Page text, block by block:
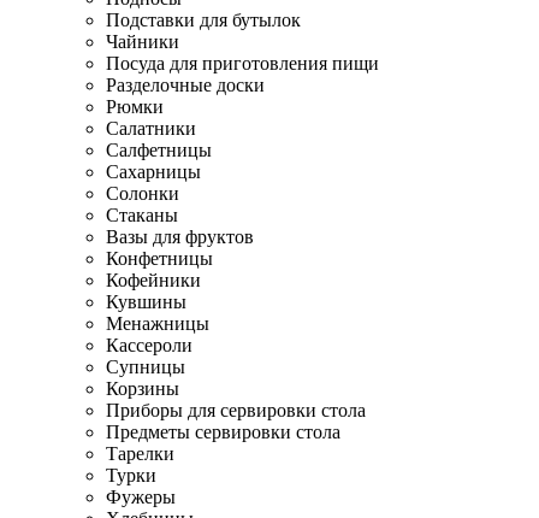
Подставки для бутылок
Чайники
Посуда для приготовления пищи
Разделочные доски
Рюмки
Салатники
Салфетницы
Сахарницы
Солонки
Стаканы
Вазы для фруктов
Конфетницы
Кофейники
Кувшины
Менажницы
Кассероли
Супницы
Корзины
Приборы для сервировки стола
Предметы сервировки стола
Тарелки
Турки
Фужеры